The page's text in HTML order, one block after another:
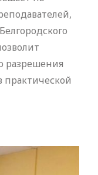
разрешения